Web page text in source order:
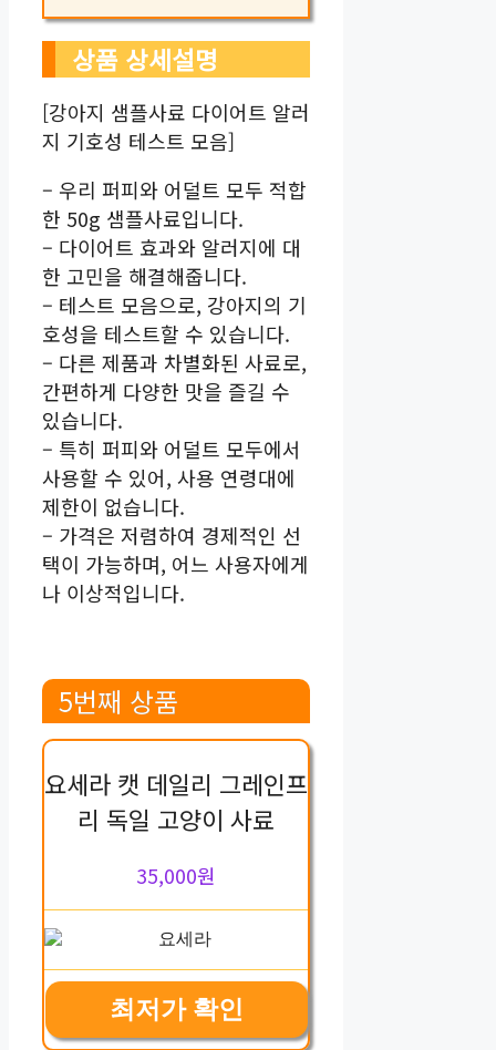
상품 상세설명
[강아지 샘플사료 다이어트 알러
지 기호성 테스트 모음]
– 우리 퍼피와 어덜트 모두 적합
한 50g 샘플사료입니다.
– 다이어트 효과와 알러지에 대
한 고민을 해결해줍니다.
– 테스트 모음으로, 강아지의 기
호성을 테스트할 수 있습니다.
– 다른 제품과 차별화된 사료로,
간편하게 다양한 맛을 즐길 수
있습니다.
– 특히 퍼피와 어덜트 모두에서
사용할 수 있어, 사용 연령대에
제한이 없습니다.
– 가격은 저렴하여 경제적인 선
택이 가능하며, 어느 사용자에게
나 이상적입니다.
5번째 상품
요세라 캣 데일리 그레인프
리 독일 고양이 사료
35,000원
최저가 확인